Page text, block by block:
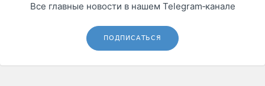
Все главные новости в нашем Telegram‑канале
ПОДПИСАТЬСЯ